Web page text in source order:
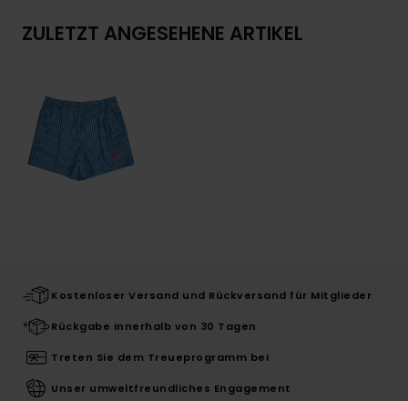
ZULETZT ANGESEHENE ARTIKEL
Kostenloser Versand und Rückversand für Mitglieder
Rückgabe innerhalb von 30 Tagen
Treten Sie dem Treueprogramm bei
Unser umweltfreundliches Engagement